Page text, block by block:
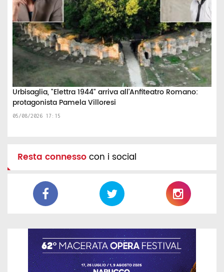
Urbisaglia, "Elettra 1944" arriva all'Anfiteatro Romano:
protagonista Pamela Villoresi
05/08/2026 17:15
Resta connessocon i social